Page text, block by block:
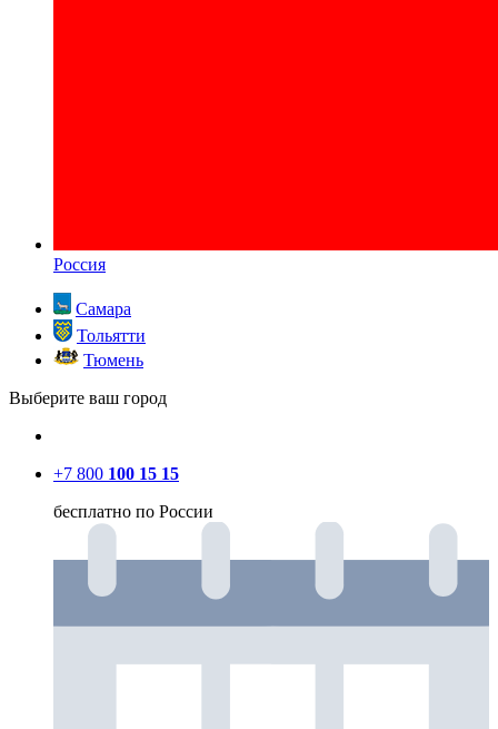
Россия
Самара
Тольятти
Тюмень
Выберите ваш город
+7 800 100 15 15
бесплатно по России